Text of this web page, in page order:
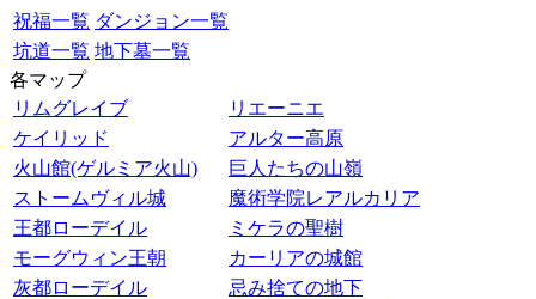
祝福一覧 ダンジョン一覧
坑道一覧 地下墓一覧
各マップ
リムグレイブ
リエーニエ
ケイリッド
アルター高原
火山館(ゲルミア火山)
巨人たちの山嶺
ストームヴィル城
魔術学院レアルカリア
王都ローデイル
ミケラの聖樹
モーグウィン王朝
カーリアの城館
灰都ローデイル
忌み捨ての地下